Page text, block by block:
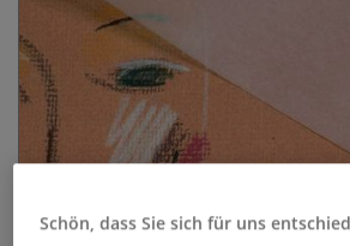
Schön, dass Sie sich für uns